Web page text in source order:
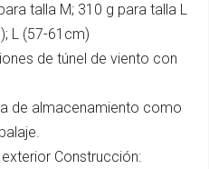
talla M; 310 g para talla L
L (57-61cm)
de túnel de viento con
de almacenamiento como
Construcción: